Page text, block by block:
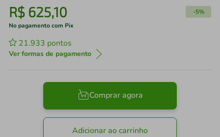
R$ 625,10 -5%
No pagamento com Pix
21.933 pontos
Ver formas de pagamento
Comprar agora
Adicionar ao carrinho